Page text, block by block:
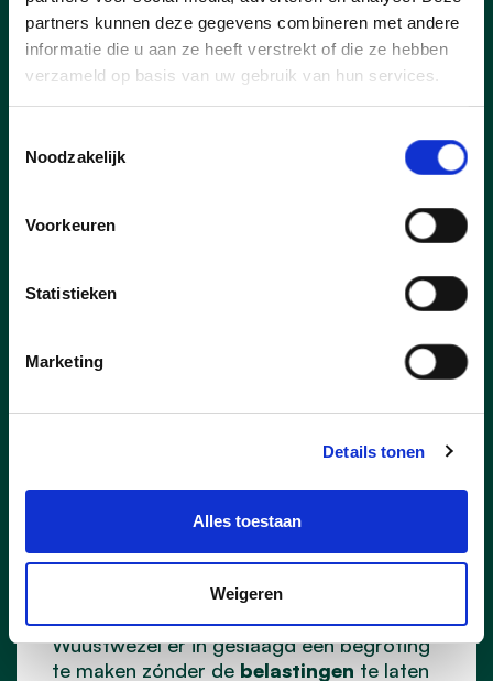
partners kunnen deze gegevens combineren met andere
informatie die u aan ze heeft verstrekt of die ze hebben
verzameld op basis van uw gebruik van hun services.
Noodzakelijk
Voorkeuren
Statistieken
Marketing
Details tonen
Alles toestaan
Weigeren
Alle gemeenten staan voor een zware
financiële oefening. De keuzes die de
federale en Vlaamse overheden maken
wegen door op de begroting van lokale
besturen.
Enerzijds is er de beslissing om de
belastingvrije som op te trekken waardoor
Wuustwezel krijgt 7% van de geïnde
doen.
werkloosheidsuitkering voor langdurig
geraken, zal finaal recht hebben op een
daar toch een forse stijging in het aantal
dossiers en dus ook kosten.
Ondanks deze tegenvallers - die opgeteld
toch enkele miljoenen euro’s bedragen - is
Wuustwezel er in geslaagd een begroting
te maken zónder de belastingen te laten